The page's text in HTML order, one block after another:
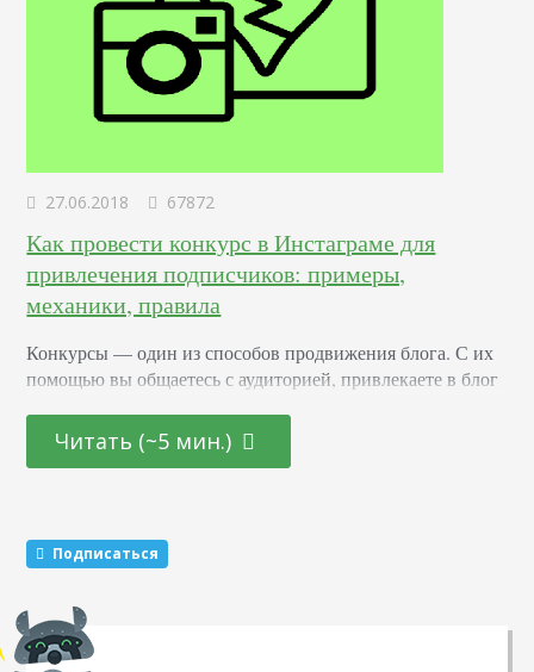
27.06.2018 67872
Как провести конкурс в Инстаграме для
привлечения подписчиков: примеры,
механики, правила
Конкурсы –– один из способов продвижения блога. С их
помощью вы общаетесь с аудиторией, привлекаете в блог
что вы обещаете участникам подарок за то, что они тем
или иным образом расскажут о вас другим пользователям.
механики, которые маркетологи советуют чередовать…
Читать (~5 мин.)
Подписаться